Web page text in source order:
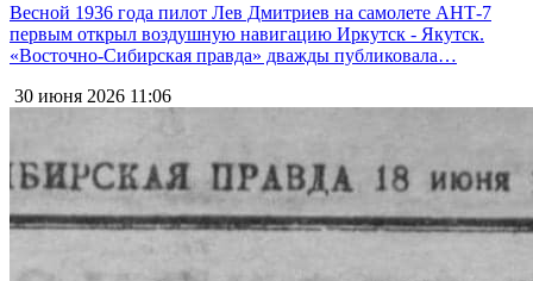
Весной 1936 года пилот Лев Дмитриев на самолете АНТ-7
первым открыл воздушную навигацию Иркутск - Якутск.
«Восточно-Сибирская правда» дважды публиковала…
30 июня 2026 11:06